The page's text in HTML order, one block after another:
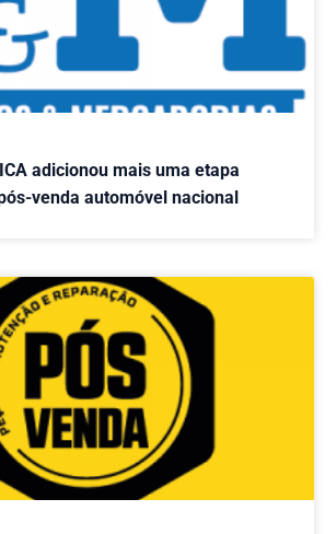
adicionou mais uma etapa
venda automóvel nacional